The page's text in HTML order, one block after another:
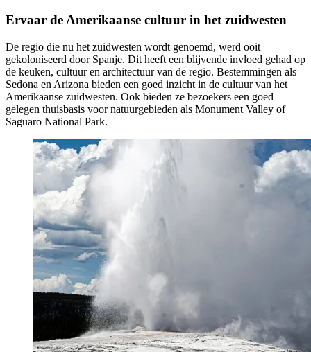
Ervaar de Amerikaanse cultuur in het zuidwesten
De regio die nu het zuidwesten wordt genoemd, werd ooit
gekoloniseerd door Spanje. Dit heeft een blijvende invloed gehad op
de keuken, cultuur en architectuur van de regio. Bestemmingen als
Sedona en Arizona bieden een goed inzicht in de cultuur van het
Amerikaanse zuidwesten. Ook bieden ze bezoekers een goed
gelegen thuisbasis voor natuurgebieden als Monument Valley of
Saguaro National Park.